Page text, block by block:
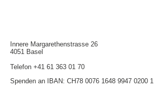
Innere Mar­garethen­strasse 26
4051 Basel
Telefon +41 61 363 01 70
Spenden an IBAN: CH78 0076 1648 9947 0200 1